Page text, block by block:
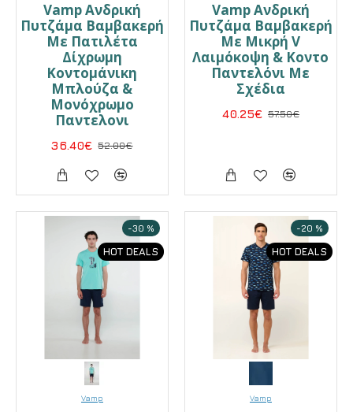
Vamp Ανδρική
Πυτζάμα Βαμβακερή
Με Πατιλέτα
Δίχρωμη
Κοντομάνικη
Μπλούζα &
Μονόχρωμο
Παντελονι
36.40€ 52.00€
Vamp Ανδρική
Πυτζάμα Βαμβακερή
Με Μικρή V
Λαιμόκοψη & Κοντο
Παντελόνι Με
Σχέδια
40.25€ 57.50€
HOT DEALS
-30 %
Vamp
HOT DEALS
-20 %
Vamp